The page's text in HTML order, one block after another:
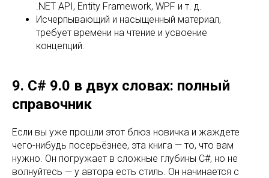
.NET API, Entity Framework, WPF и т. д.
Исчерпывающий и насыщенный материал,
требует времени на чтение и усвоение
концепций.
9. C# 9.0 в двух словах: полный
справочник
Если вы уже прошли этот блюз новичка и жаждете
чего-нибудь посерьёзнее, эта книга — то, что вам
нужно. Он погружает в сложные глубины C#, но не
волнуйтесь — у автора есть стиль. Он начинается с